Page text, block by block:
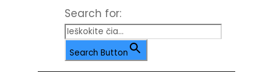
Search for:
Search Button